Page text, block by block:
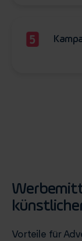
Vorteile für